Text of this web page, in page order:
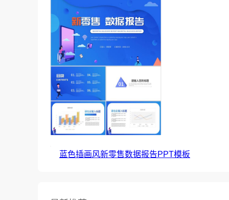
蓝色插画风新零售数据报告PPT模板